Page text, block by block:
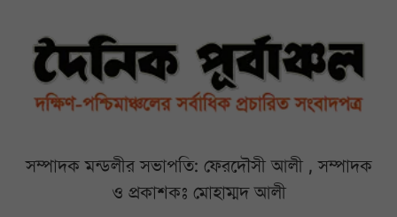
সম্পাদক মন্ডলীর সভাপতি: ফেরদৌসী আলী , সম্পাদক
ও প্রকাশকঃ মোহাম্মদ আলী